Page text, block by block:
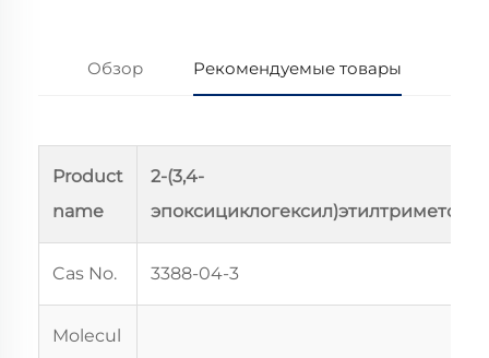
Обзор Рекомендуемые товары
Product
name
2-(3,4-
Cas No. 3388-04-3
Molecul